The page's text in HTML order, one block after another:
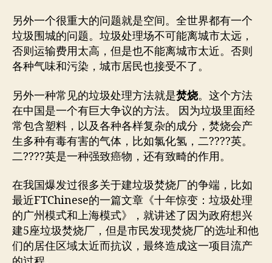
另外一个很重大的问题就是空间。全世界都有一个
垃圾围城的问题。垃圾处理场不可能离城市太远，
否则运输费用太高，但是也不能离城市太近。否则
各种气味和污染，城市居民也接受不了。
另外一种常见的垃圾处理方法就是焚烧。这个方法
在中国是一个有巨大争议的方法。 因为垃圾里面经
常包含塑料，以及各种各样复杂的成分，焚烧会产
生多种有毒有害的气体，比如氯化氢，二????英。
二????英是一种强致癌物，还有致畸的作用。
在我国爆发过很多关于建垃圾焚烧厂的争端，比如
最近FTChinese的一篇文章《十年惊变：垃圾处理
的广州模式和上海模式》，就讲述了因为政府想兴
建5座垃圾焚烧厂，但是市民发现焚烧厂的选址和他
们的居住区域太近而抗议，最终造成这一项目流产